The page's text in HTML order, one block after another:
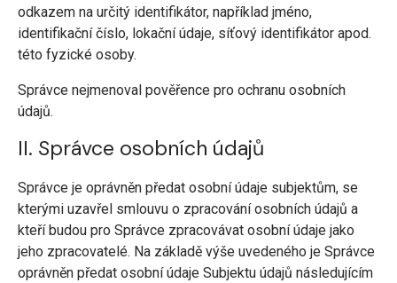
odkazem na určitý identifikátor, například jméno,
identifikační číslo, lokační údaje, síťový identifikátor apod.
této fyzické osoby.
Správce nejmenoval pověřence pro ochranu osobních
údajů.
II. Správce osobních údajů
Správce je oprávněn předat osobní údaje subjektům, se
kterými uzavřel smlouvu o zpracování osobních údajů a
kteří budou pro Správce zpracovávat osobní údaje jako
jeho zpracovatelé. Na základě výše uvedeného je Správce
oprávněn předat osobní údaje Subjektu údajů následujícím